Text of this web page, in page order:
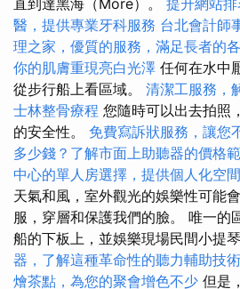
直到達黑海（More）。 提升網站
醫，提供專業牙科服務 台北會計師
理之家，優質的服務，滿足長者的
你的肌膚重現亮白光澤 任何在水中
從步行船上看區域。 清潔工服務，
士林整骨療程 您隨時可以出去拍照
的安全性。 免費寫訴狀服務，讓您
多少錢？了解市面上助聽器的價格
中心的單人房選擇，提供個人化空間
天氣和風，室外觀光的娛樂性可能
服，穿層和保護我們的臉。 唯一的
船的下板上，並娛樂現場民間小提
器，了解這種革命性的聽力輔助技術
燴茶點，為您的聚會增色不少 但是